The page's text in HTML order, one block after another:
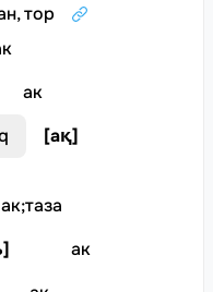
тор
ак
[ақ]
ак;таза
]
ак